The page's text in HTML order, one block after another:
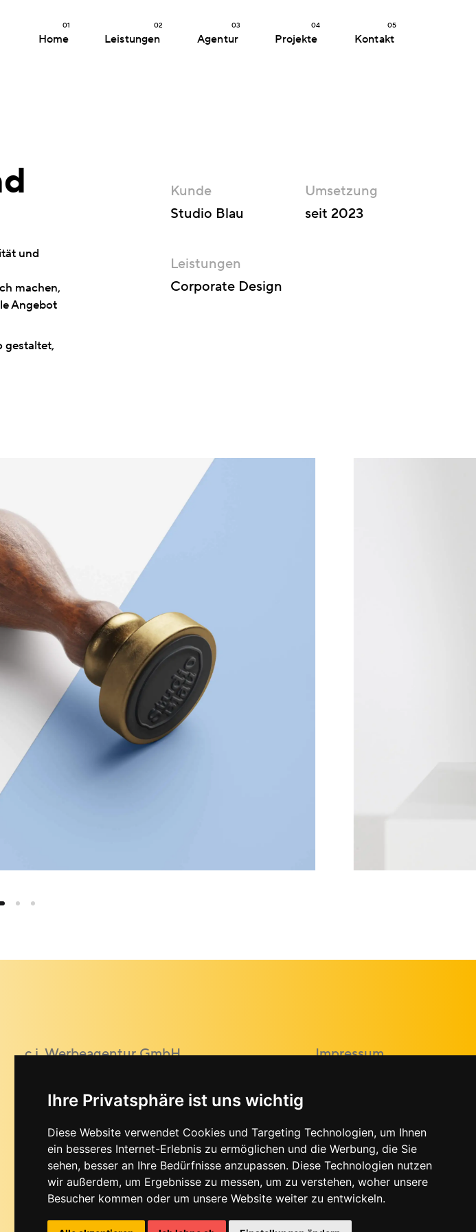
Ihre Privatsphäre ist uns wichtig
Diese Website verwendet Cookies und Targeting Technologien, um Ihnen
ein besseres Internet-Erlebnis zu ermöglichen und die Werbung, die Sie
sehen, besser an Ihre Bedürfnisse anzupassen. Diese Technologien nutzen
wir außerdem, um Ergebnisse zu messen, um zu verstehen, woher unsere
Besucher kommen oder um unsere Website weiter zu entwickeln.
Home
01
Leistungen
02
Agentur
03
Projekte
04
Kontakt
05
und
machen,
Angebot
gestaltet,
Kunde
Studio Blau
Umsetzung
seit 2023
Leistungen
Corporate Design
c.i. Werbeagentur GmbH
Tel.06244 20554
hallo@ci-werbeagentur.at
Impressum
Cookie
Einstellungen